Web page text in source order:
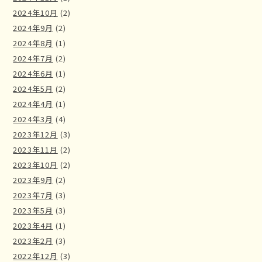
2024年10月 (2)
2024年9月 (2)
2024年8月 (1)
2024年7月 (2)
2024年6月 (1)
2024年5月 (2)
2024年4月 (1)
2024年3月 (4)
2023年12月 (3)
2023年11月 (2)
2023年10月 (2)
2023年9月 (2)
2023年7月 (3)
2023年5月 (3)
2023年4月 (1)
2023年2月 (3)
2022年12月 (3)